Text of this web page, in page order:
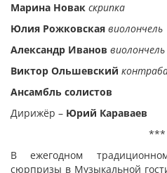
Марина Новак скрипка
Юлия Рожковская виолончель
Александр Иванов виолончель
Виктор Ольшевский
Ансамбль солистов
Дирижёр – Юрий Караваев
***
В ежегодном
сюрпризы в Музыкальной